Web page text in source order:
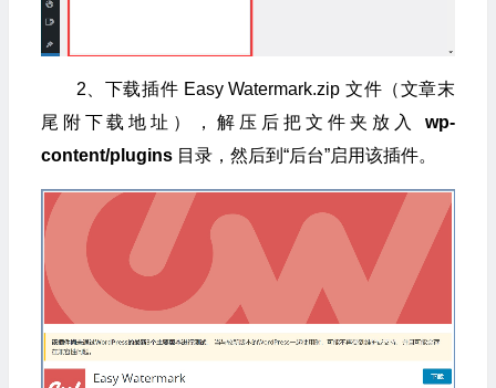
2、下载插件 Easy Watermark.zip 文件（文章末
尾附下载地址），解压后把文件夹放入 wp-
content/plugins目录，然后到“后台”启用该插件。